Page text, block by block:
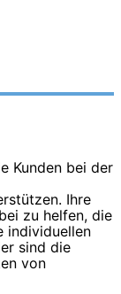
Kunden bei der
Ihre
zu helfen, die
individuellen
sind die
von